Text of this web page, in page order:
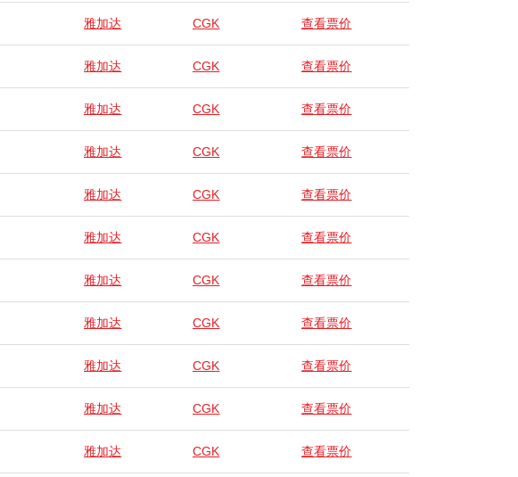
雅加达 CGK 查看票价
雅加达 CGK 查看票价
雅加达 CGK 查看票价
雅加达 CGK 查看票价
雅加达 CGK 查看票价
雅加达 CGK 查看票价
雅加达 CGK 查看票价
雅加达 CGK 查看票价
雅加达 CGK 查看票价
雅加达 CGK 查看票价
雅加达 CGK 查看票价